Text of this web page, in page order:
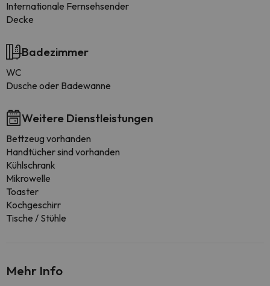
Internationale Fernsehsender
Decke
Badezimmer
WC
Dusche oder Badewanne
Weitere Dienstleistungen
Bettzeug vorhanden
Handtücher sind vorhanden
Kühlschrank
Mikrowelle
Toaster
Kochgeschirr
Tische / Stühle
Mehr Info